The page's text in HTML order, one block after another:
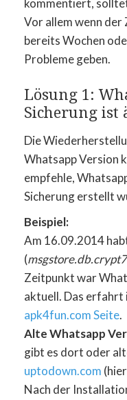
kommentiert,
Vor allem wenn
bereits Wochen
Probleme geben.
Lösung 1:
Sicherung ist
Die
Whatsapp Version
empfehle,
Sicherung erstellt
Beispiel:
Am 16.09.2014
(msgstore.db.crypt7
Zeitpunkt war
aktuell. Das erfahrt
apk4fun.com Seite.
Alte Whatsapp
gibt es dort oder
uptodown.com
Nach der